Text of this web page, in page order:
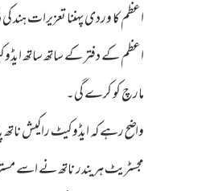
مارچ کو کرے گی۔
واضح رہے کہ ایڈوکیٹ راکیش
مجسٹریٹ ہریندر ناتھ نے اسے